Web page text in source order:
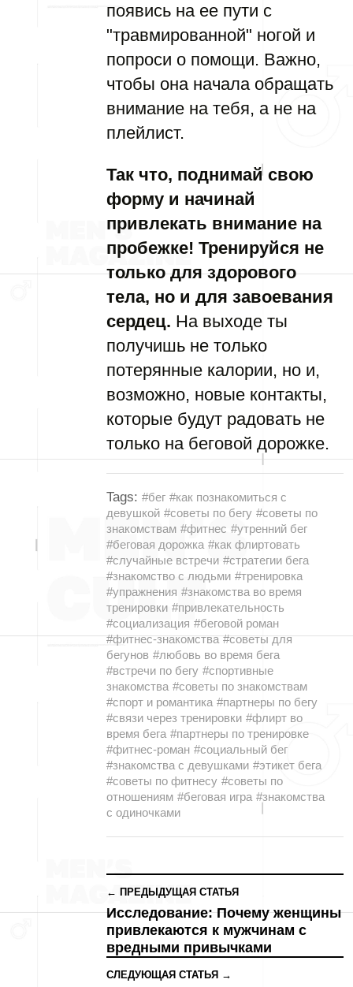
появись на ее пути с
"травмированной" ногой и
попроси о помощи. Важно,
чтобы она начала обращать
внимание на тебя, а не на
плейлист.
Так что, поднимай свою
форму и начинай
привлекать внимание на
пробежке! Тренируйся не
только для здорового
тела, но и для завоевания
сердец. На выходе ты
получишь не только
потерянные калории, но и,
возможно, новые контакты,
которые будут радовать не
только на беговой дорожке.
Tags: #бег #как познакомиться с
девушкой #советы по бегу #советы по
знакомствам #фитнес #утренний бег
#беговая дорожка #как флиртовать
#случайные встречи #стратегии бега
#знакомство с людьми #тренировка
#упражнения #знакомства во время
тренировки #привлекательность
#социализация #беговой роман
#фитнес-знакомства #советы для
бегунов #любовь во время бега
#встречи по бегу #спортивные
знакомства #советы по знакомствам
#спорт и романтика #партнеры по бегу
#связи через тренировки #флирт во
время бега #партнеры по тренировке
#фитнес-роман #социальный бег
#знакомства с девушками #этикет бега
#советы по фитнесу #советы по
отношениям #беговая игра #знакомства
с одиночками
← ПРЕДЫДУЩАЯ СТАТЬЯ
Исследование: Почему женщины
привлекаются к мужчинам с
вредными привычками
СЛЕДУЮЩАЯ СТАТЬЯ →